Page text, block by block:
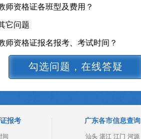
师资格证笔试科目有哪些？
勾选问题，在线答疑
报考
间
广东各市信息查询
汕头 湛江 江门 河源